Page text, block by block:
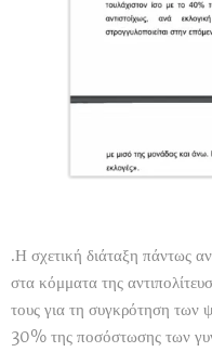
.Η σχετική διάταξη πάντως
στα κόμματα της
τους για τη συγκρότηση των
30% της ποσόστωσης των